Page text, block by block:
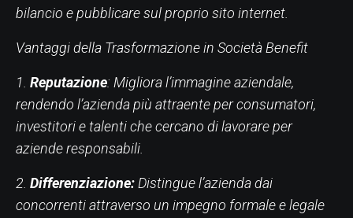
bilancio e pubblicare sul proprio sito internet.
Vantaggi della Trasformazione in Società Benefit
1. Reputazione: Migliora l’immagine aziendale,
rendendo l’azienda più attraente per consumatori,
investitori e talenti che cercano di lavorare per
aziende responsabili.
2. Differenziazione: Distingue l’azienda dai
concorrenti attraverso un impegno formale e legale